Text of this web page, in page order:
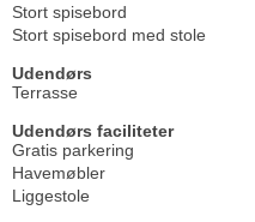
Stort spisebord
Stort spisebord med stole
Udendørs
Terrasse
Udendørs faciliteter
Gratis parkering
Havemøbler
Liggestole